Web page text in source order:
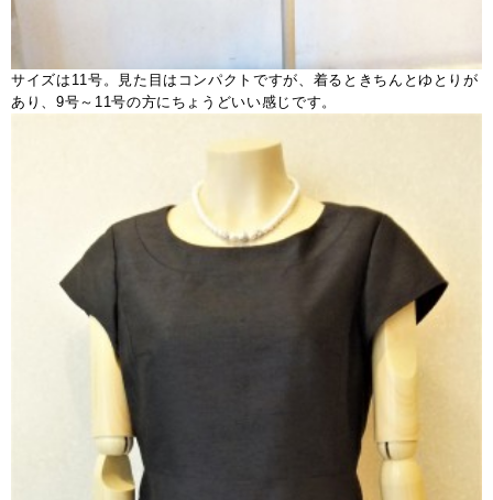
サイズは11号。見た目はコンパクトですが、着るときちんとゆとりが
あり、9号～11号の方にちょうどいい感じです。